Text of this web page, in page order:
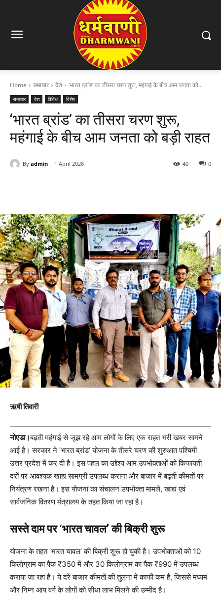
Home समाचार देश ‘भारत ब्रांड’ का तीसरा चरण शुरू, महंगाई के बीच आम जनता को...
समाचार देश विविध विशेष
‘भारत ब्रांड’ का तीसरा चरण शुरू,
महंगाई के बीच आम जनता को बड़ी राहत
By admin 1 April 2026 0
40
ऋषी तिवारी
नोएडा।बढ़ती महंगाई से जूझ रहे आम लोगों के लिए एक राहत भरी खबर सामने
आई है। सरकार ने ‘भारत ब्रांड’ योजना के तीसरे चरण की शुरुआत पश्चिमी
उत्तर प्रदेश में कर दी है। इस पहल का उद्देश्य आम उपभोक्ताओं को किफायती
दरों पर आवश्यक खाद्य सामग्री उपलब्ध कराना और बाजार में बढ़ती कीमतों पर
नियंत्रण रखना है। इस योजना का संचालन उपभोक्ता मामले, खाद्य एवं
सार्वजनिक वितरण मंत्रालय के तहत किया जा रहा है।
सस्ते दाम पर ‘भारत चावल’ की बिक्री शुरू
योजना के तहत ‘भारत चावल’ की बिक्री शुरू हो चुकी है। उपभोक्ताओं को 10
किलोग्राम का पैक ₹350 में और 30 किलोग्राम का पैक ₹990 में उपलब्ध
कराया जा रहा है। ये दरें बाजार कीमतों की तुलना में काफी कम हैं, जिससे मध्यम
और निम्न आय वर्ग के लोगों को सीधा लाभ मिलने की उम्मीद है।